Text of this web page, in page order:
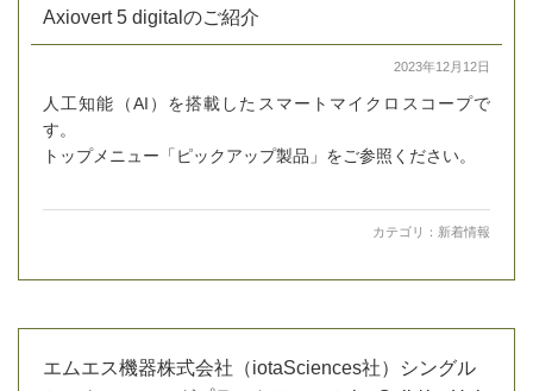
Axiovert 5 digitalのご紹介
2023年12月12日
人工知能（AI）を搭載したスマートマイクロスコープで
す。
トップメニュー「ピックアップ製品」をご参照ください。
カテゴリ： 新着情報
エムエス機器株式会社（iotaSciences社）シングル